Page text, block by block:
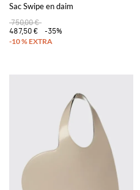
Sac Swipe en daim
750,00 €
487,50 €
-35%